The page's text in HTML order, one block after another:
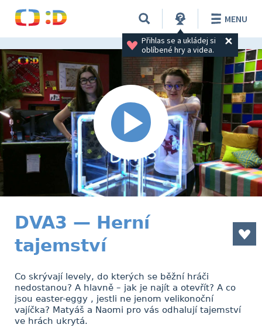
Přihlas se a ukládej si
oblíbené hry a videa.
MENU
DVA3 — Herní
tajemství
Co skrývají levely, do kterých se běžní hráči
nedostanou? A hlavně – jak je najít a otevřít? A co
jsou easter-eggy , jestli ne jenom velikonoční
vajíčka? Matyáš a Naomi pro vás odhalují tajemství
ve hrách ukrytá.